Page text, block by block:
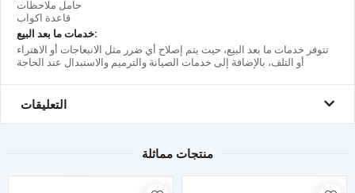
قاعدة اكواب
خدمات ما بعد البيع:
تتوفر خدمات ما بعد البيع، حيث يتم إصلاح أي ضرر مثل الانبعاجات أو الاهتراء
أو التلف، بالإضافة إلى خدمات الصيانة والترميم والاستبدال عند الحاجة
التعليقات
منتجات مماثلة